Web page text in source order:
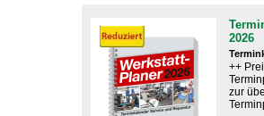
2026
++
zur